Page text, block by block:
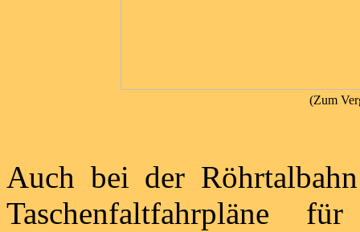
(Zum
Auch bei der Röhrtalbahn
Taschenfaltfahrpläne